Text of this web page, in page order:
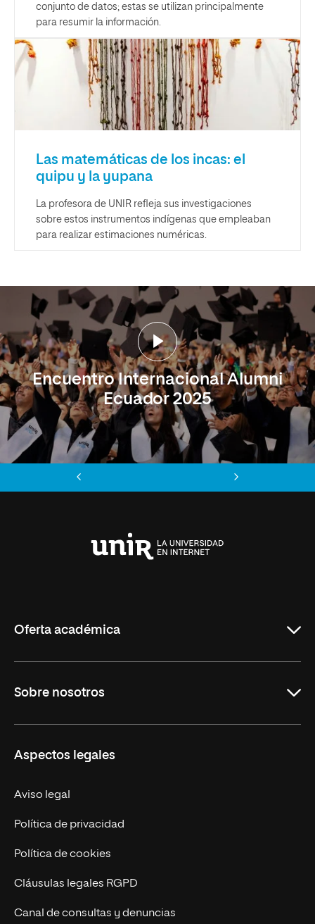
conjunto de datos; estas se utilizan principalmente
para resumir la información.
Las matemáticas de los incas: el
quipu y la yupana
La profesora de UNIR refleja sus investigaciones
sobre estos instrumentos indígenas que empleaban
para realizar estimaciones numéricas.
Encuentro Internacional Alumni
Ecuador 2025
Oferta académica
Formación Continua
Carreras
Sobre nosotros
Trabaja en UNIR
Actualidad
Contáctanos
Aspectos legales
Aviso legal
Política de privacidad
Política de cookies
Cláusulas legales RGPD
Canal de consultas y denuncias